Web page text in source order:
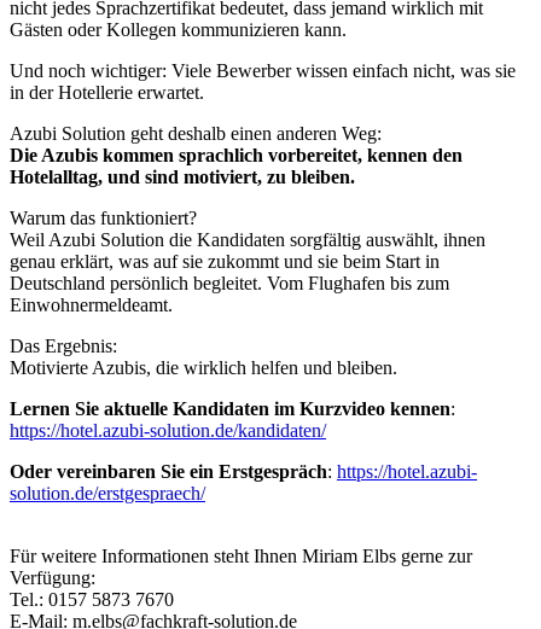
nicht jedes Sprachzertifikat bedeutet, dass jemand wirklich mit
Gästen oder Kollegen kommunizieren kann.
Und noch wichtiger: Viele Bewerber wissen einfach nicht, was sie
in der Hotellerie erwartet.
Azubi Solution geht deshalb einen anderen Weg:
Die Azubis kommen sprachlich vorbereitet, kennen den
Hotelalltag, und sind motiviert, zu bleiben.
Warum das funktioniert?
Weil Azubi Solution die Kandidaten sorgfältig auswählt, ihnen
genau erklärt, was auf sie zukommt und sie beim Start in
Deutschland persönlich begleitet. Vom Flughafen bis zum
Einwohnermeldeamt.
Das Ergebnis:
Motivierte Azubis, die wirklich helfen und bleiben.
Lernen Sie aktuelle Kandidaten im Kurzvideo kennen:
https://hotel.azubi-solution.de/kandidaten/
Oder vereinbaren Sie ein Erstgespräch: https://hotel.azubi-
solution.de/erstgespraech/
Für weitere Informationen steht Ihnen Miriam Elbs gerne zur
Verfügung:
Tel.: 0157 5873 7670
E-Mail: m.elbs@fachkraft-solution.de